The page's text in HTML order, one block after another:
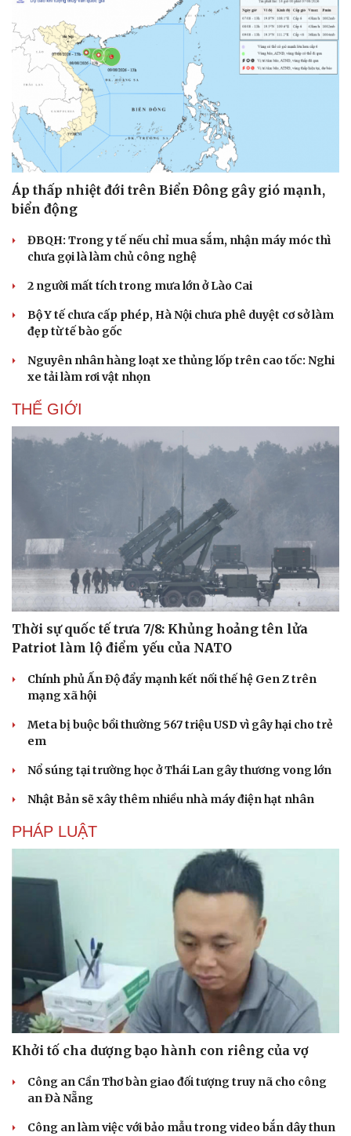
Dinh dưỡng - món ngon
Sản phụ khoa
Nam khoa
Phòng mạch online
Ăn sạch sống khỏe
Áp thấp nhiệt đới trên Biển Đông gây gió mạnh,
biển động
ĐBQH: Trong y tế nếu chỉ mua sắm, nhận máy móc thì
chưa gọi là làm chủ công nghệ
2 người mất tích trong mưa lớn ở Lào Cai
Bộ Y tế chưa cấp phép, Hà Nội chưa phê duyệt cơ sở làm
đẹp từ tế bào gốc
Nguyên nhân hàng loạt xe thủng lốp trên cao tốc: Nghi
xe tải làm rơi vật nhọn
THẾ GIỚI
Thời sự quốc tế trưa 7/8: Khủng hoảng tên lửa
Patriot làm lộ điểm yếu của NATO
Chính phủ Ấn Độ đẩy mạnh kết nối thế hệ Gen Z trên
mạng xã hội
Meta bị buộc bồi thường 567 triệu USD vì gây hại cho trẻ
em
Nổ súng tại trường học ở Thái Lan gây thương vong lớn
Nhật Bản sẽ xây thêm nhiều nhà máy điện hạt nhân
PHÁP LUẬT
Khởi tố cha dượng bạo hành con riêng của vợ
Công an Cần Thơ bàn giao đối tượng truy nã cho công
an Đà Nẵng
Công an làm việc với bảo mẫu trong video bắn dây thun